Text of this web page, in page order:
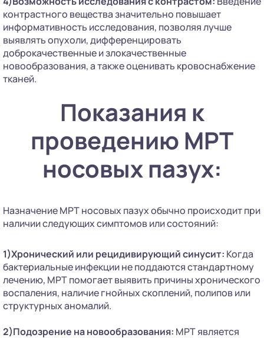
контрастного вещества значительно повышает
информативность исследования, позволяя лучше
выявлять опухоли, дифференцировать
доброкачественные и злокачественные
новообразования, а также оценивать кровоснабжение
тканей.
Показания к
проведению МРТ
носовых пазух:
Назначение МРТ носовых пазух обычно происходит при
наличии следующих симптомов или состояний:
1)Хронический или рецидивирующий синусит: Когда
бактериальные инфекции не поддаются стандартному
лечению, МРТ помогает выявить причины хронического
воспаления, наличие гнойных скоплений, полипов или
структурных аномалий.
2)Подозрение на новообразования: МРТ является